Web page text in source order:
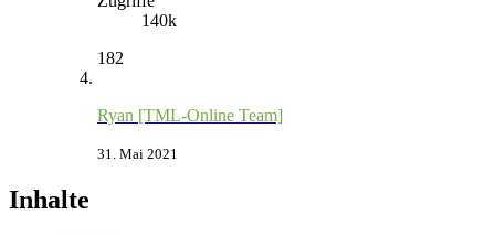
140k
182
Ryan [TML-Online Team]
31. Mai 2021
Inhalte